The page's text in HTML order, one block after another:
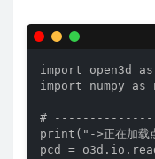
import open3d as
import numpy as
#
print("->正在加
pcd =